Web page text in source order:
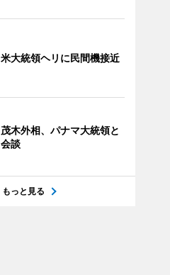
米大統領ヘリに民間機接近
茂木外相、パナマ大統領と
会談
もっと見る